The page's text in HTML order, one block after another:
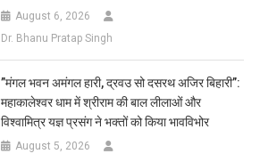
August 6, 2026
Dr. Bhanu Pratap Singh
​”मंगल भवन अमंगल हारी, द्रवउ सो दसरथ अजिर बिहारी”:
महाकालेश्वर धाम में श्रीराम की बाल लीलाओं और
विश्वामित्र यज्ञ प्रसंग ने भक्तों को किया भावविभोर
August 5, 2026